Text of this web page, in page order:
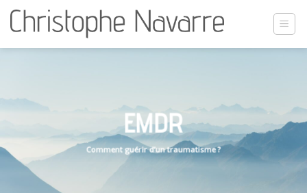
Skip
EMDR
Comment guérir d’un traumatisme ?